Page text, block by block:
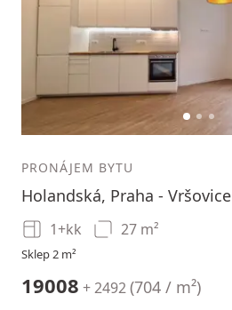
12 3
PRONÁJEM BYTU
Holandská, Praha - Vršovice
1+kk 27 m²
Sklep 2 m²
19008 + 2492(704 / m²)